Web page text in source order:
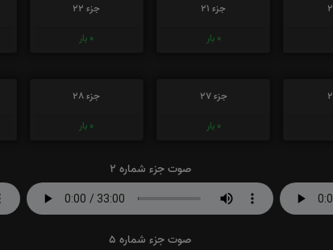
جزء 21
0 بار
جزء 22
0 بار
جزء 27
0 بار
جزء 28
0 بار
صوت جزء شماره 2
صوت جزء شماره 5